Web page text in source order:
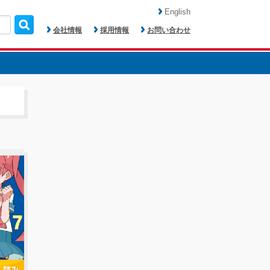
会社情報 採用情報 お問い合わせ
English